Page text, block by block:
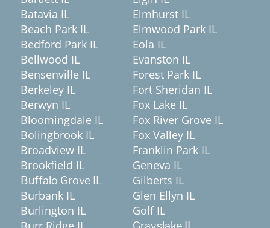
Batavia IL
Beach Park IL
Bedford Park IL
Bellwood IL
Bensenville IL
Berkeley IL
Berwyn IL
Bloomingdale IL
Bolingbrook IL
Broadview IL
Brookfield IL
Buffalo Grove IL
Burbank IL
Burlington IL
Elmhurst IL
Elmwood Park IL
Eola IL
Evanston IL
Forest Park IL
Fort Sheridan IL
Fox Lake IL
Fox River Grove IL
Fox Valley IL
Franklin Park IL
Geneva IL
Gilberts IL
Glen Ellyn IL
Golf IL